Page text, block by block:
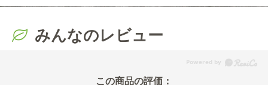
みんなのレビュー